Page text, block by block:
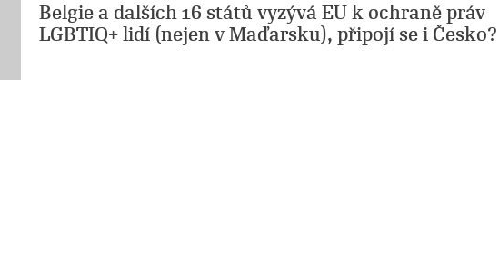
Belgie a dalších 16 států vyzývá EU k ochraně práv
LGBTIQ+ lidí (nejen v Maďarsku), připojí se i Česko?